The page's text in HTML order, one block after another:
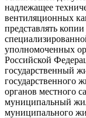
надлежащее
вентиляционных
представлять
уполномоченных
Российской
государственный
государственного
органов местного
муниципальный
муниципального